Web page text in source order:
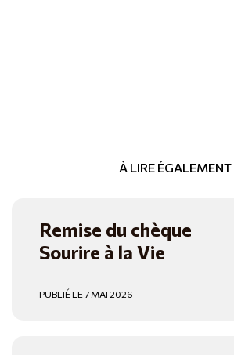
À LIRE ÉGALEMENT
Remise du chèque
Sourire à la Vie
PUBLIÉ LE 7 MAI 2026